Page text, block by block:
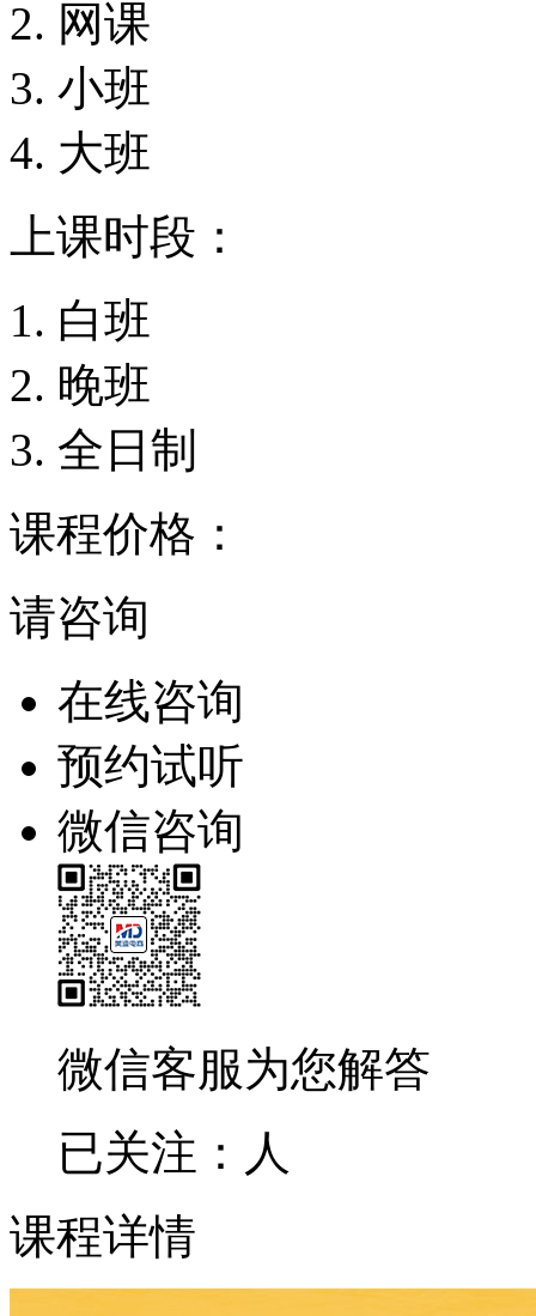
网课
小班
大班
上课时段：
白班
晚班
全日制
课程价格：
请咨询
在线咨询
预约试听
微信咨询
微信客服为您解答
已关注： 人
课程详情